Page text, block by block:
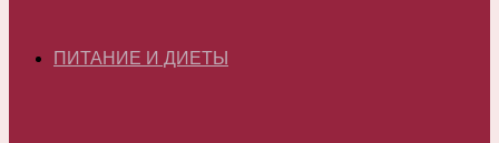
ПИТАНИЕ И ДИЕТЫ